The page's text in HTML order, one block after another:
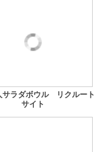
サラダボウル リクルート
サイト